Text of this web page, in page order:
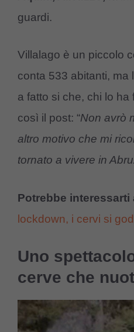
guardi.
Villalago è un piccolo
conta 533 abitanti, ma
a fatto si che, chi lo
così il post: “Non avrò
altro motivo che mi
tornato a vivere in
Potrebbe interessarti
lockdown, i cervi si
Uno
cerve che